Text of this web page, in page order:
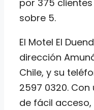
por 375
sobre 5.
El Motel El
dirección
Chile, y su
2597 0320.
de fácil